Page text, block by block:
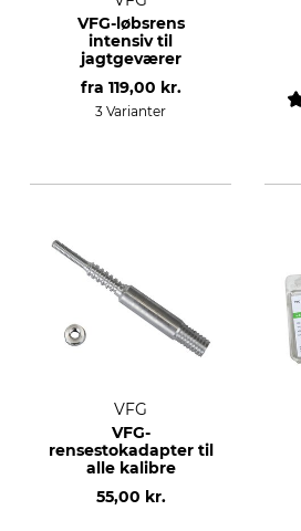
VFG-løbsrens
intensiv til
jagtgeværer
fra 119,00 kr.
3 Varianter
VFG
VFG-
rensestokadapter til
alle kalibre
55,00 kr.